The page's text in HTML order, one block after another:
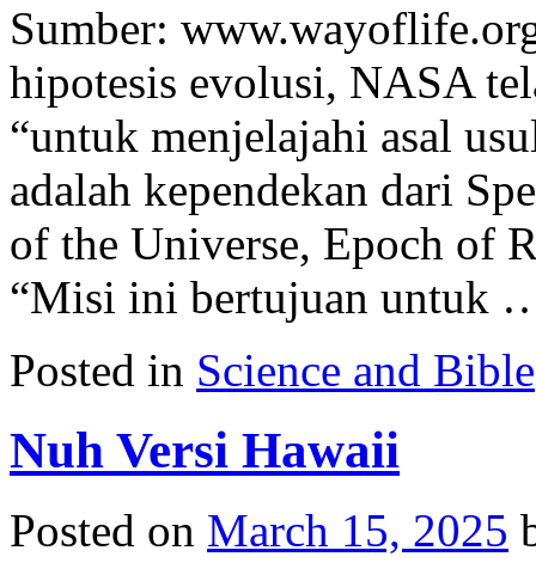
Sumber:
hipotesis evolusi, NASA
“untuk menjelajahi asal
adalah kependekan dari
of the Universe, Epoch of
“Misi ini bertujuan untuk
Posted in Science and Bible
Nuh Versi Hawaii
Posted on March 15, 2025